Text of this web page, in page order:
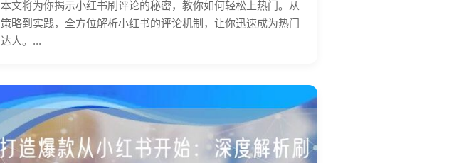
本文将为你揭示小红书刷评论的秘密，教你如何轻松上热门。从
策略到实践，全方位解析小红书的评论机制，让你迅速成为热门
达人。...